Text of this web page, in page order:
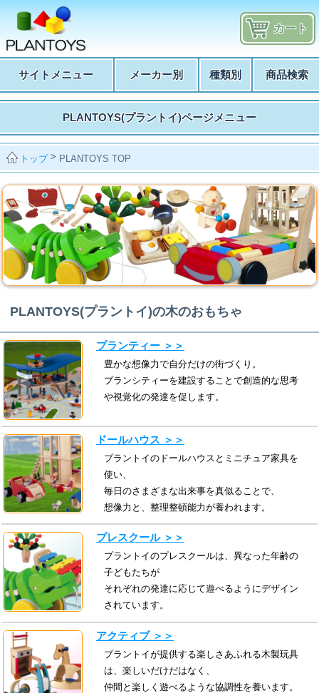
カート
サイトメニュー メーカー別 種類別 商品検索
PLANTOYS(プラントイ)ページメニュー
トップ> PLANTOYS TOP
PLANTOYS(プラントイ)の木のおもちゃ
プランティー ＞＞
豊かな想像力で自分だけの街づくり。
プランシティーを建設することで創造的な思考
や視覚化の発達を促します。
ドールハウス ＞＞
プラントイのドールハウスとミニチュア家具を
使い、
毎日のさまざまな出来事を真似ることで、
想像力と、整理整頓能力が養われます。
プレスクール ＞＞
プラントイのプレスクールは、異なった年齢の
子どもたちが
それぞれの発達に応じて遊べるようにデザイン
されています。
アクティブ ＞＞
プラントイが提供する楽しさあふれる木製玩具
は、楽しいだけだはなく、
仲間と楽しく遊べるような協調性を養います。